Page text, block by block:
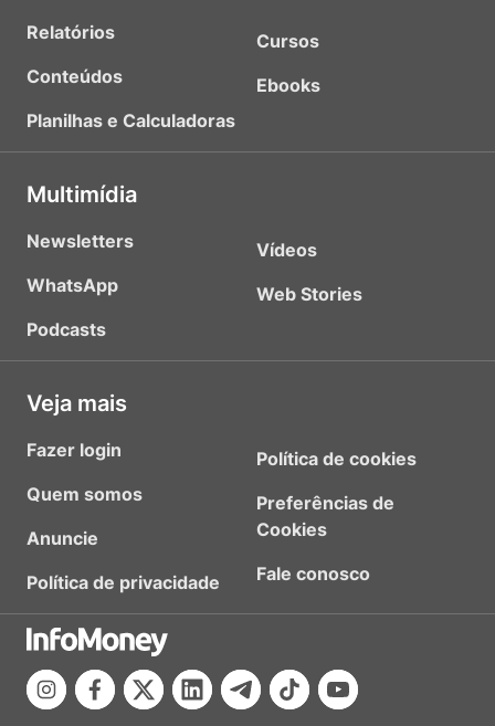
Relatórios
Conteúdos
Planilhas e Calculadoras
Cursos
Ebooks
Multimídia
Newsletters
WhatsApp
Podcasts
Vídeos
Web Stories
Veja mais
Fazer login
Quem somos
Anuncie
Política de privacidade
Política de cookies
Preferências de
Cookies
Fale conosco